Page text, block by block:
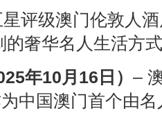
评级澳门伦敦人
的奢华名人生活方式
25年10月 16 日） –
为中国澳门首个由